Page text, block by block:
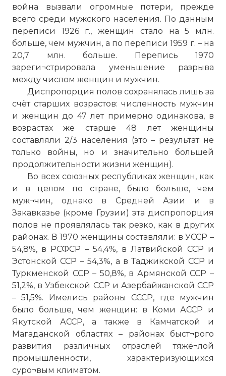
война вызвали огромные потери, прежде
всего среди мужского населения. По данным
переписи 1926 г., женщин стало на 5 млн.
больше, чем мужчин, а по переписи 1959 г. – на
20,7 млн. больше. Перепись 1970
зареги¬стрировала уменьшение разрыва
между числом женщин и мужчин.
Диспропорция полов сохранялась лишь за
счёт старших возрастов: численность мужчин
и женщин до 47 лет примерно одинакова, в
возрастах же старше 48 лет женщины
составляли 2/3 населения (это – результат не
только войны, но и значительно большей
продолжительности жизни женщин).
Во всех союзных республиках женщин, как
и в целом по стране, было больше, чем
муж¬чин, однако в Средней Азии и в
Закавказье (кроме Грузии) эта диспропорция
полов не проявлялась так резко, как в других
районах. В 1970 женщины составляли: в УССР –
54,8%, в РСФСР – 54,4%, в Латвийской ССР и
Эстонской ССР – 54,3%, а в Таджикской ССР и
Туркменской ССР – 50,8%, в Армянской ССР –
51,2%, в Узбекской ССР и Азербайжанской ССР
– 51,5%. Имелись районы СССР, где мужчин
было больше, чем женщин: в Коми АССР и
Якутской АССР, а также в Камчатской и
Магаданской областях – районах быст¬рого
развития различных отраслей тяжё¬лой
промышленности, характеризующихся
суро¬вым климатом.
Программа переписи населения 1989
года содержала широкий круг вопросов,
комплексно характеризующих
социально-демографический состав
населения, размещения его по
территории страны. В ней было 25
вопросов вместо 16 при переписи 1979
года.
Фото статьи: